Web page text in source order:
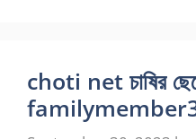
choti net চাষির